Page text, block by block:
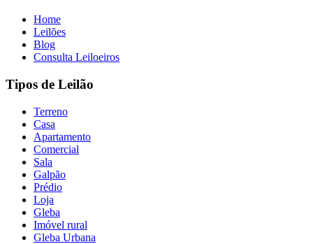
Home
Leilões
Blog
Consulta Leiloeiros
Tipos de Leilão
Terreno
Casa
Apartamento
Comercial
Sala
Galpão
Prédio
Loja
Gleba
Imóvel rural
Gleba Urbana